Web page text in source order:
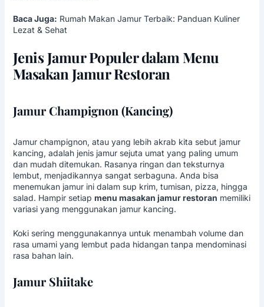
Baca Juga: Rumah Makan Jamur Terbaik: Panduan Kuliner
Lezat & Sehat
Jenis Jamur Populer dalam Menu
Masakan Jamur Restoran
Jamur Champignon (Kancing)
Jamur champignon, atau yang lebih akrab kita sebut jamur
kancing, adalah jenis jamur sejuta umat yang paling umum
dan mudah ditemukan. Rasanya ringan dan teksturnya
lembut, menjadikannya sangat serbaguna. Anda bisa
menemukan jamur ini dalam sup krim, tumisan, pizza, hingga
salad. Hampir setiap menu masakan jamur restoran memiliki
variasi yang menggunakan jamur kancing.
Koki sering menggunakannya untuk menambah volume dan
rasa umami yang lembut pada hidangan tanpa mendominasi
rasa bahan lain.
Jamur Shiitake